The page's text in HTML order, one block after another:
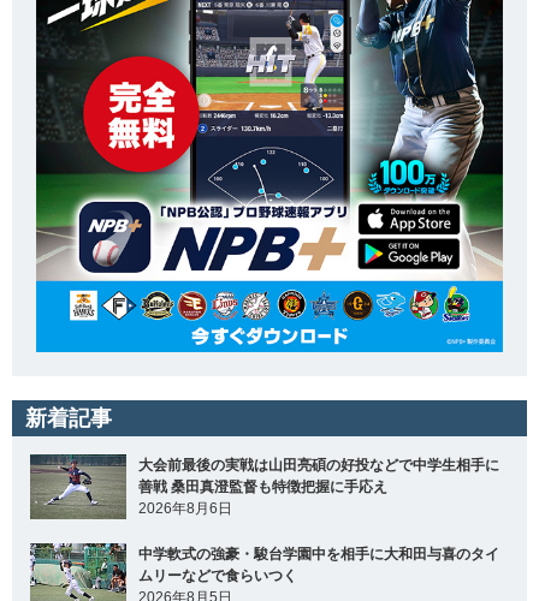
新着記事
大会前最後の実戦は山田亮碩の好投などで中学生相手に
善戦 桑田真澄監督も特徴把握に手応え
2026年8月6日
中学軟式の強豪・駿台学園中を相手に大和田与喜のタイ
ムリーなどで食らいつく